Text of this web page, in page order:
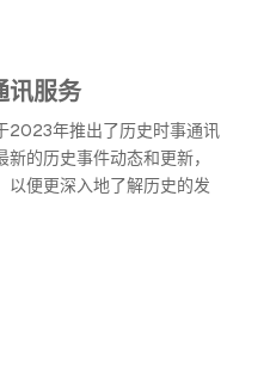
讯服务
年推出了历史时事通讯
的历史事件动态和更新，
以便更深入地了解历史的发